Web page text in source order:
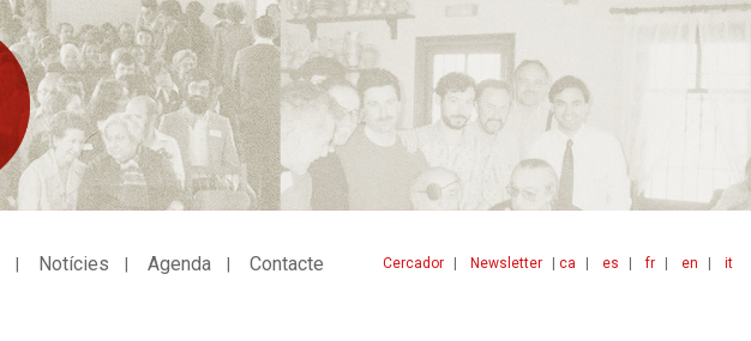
ca es fr en it
Cercador Newsletter
Notícies Agenda Contacte